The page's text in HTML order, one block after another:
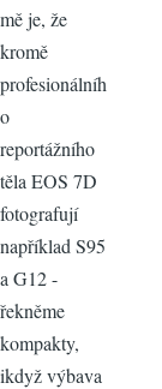
mě je, že
kromě
profesionálníh
o
reportážního
těla EOS 7D
fotografují
například S95
a G12 -
řekněme
kompakty,
ikdyž výbava